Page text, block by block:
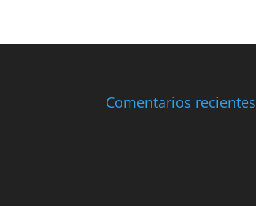
Comentarios recientes